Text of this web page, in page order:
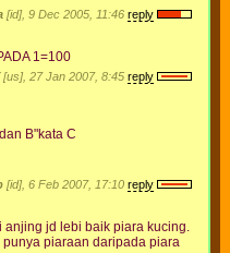
[id], 9 Dec 2005, 11:46 reply
1=100
[us], 27 Jan 2007, 8:45 reply
B"kata C
[id], 6 Feb 2007, 17:10 reply
anjing jd lebi baik piara kucing.
piaraan daripada piara